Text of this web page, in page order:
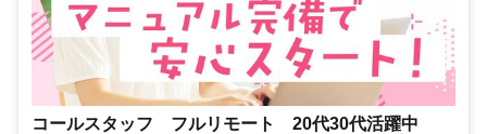
コールスタッフ フルリモート 20代30代活躍中